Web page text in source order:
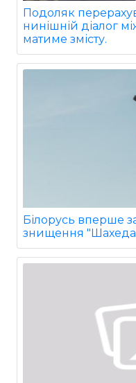
Подоляк
нинішній діалог
матиме змісту.
Білорусь вперше
знищення